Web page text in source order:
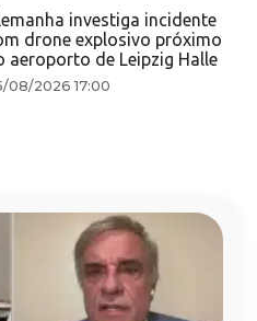
investiga incidente
drone explosivo próximo
aeroporto de Leipzig Halle
08/2026 17:00